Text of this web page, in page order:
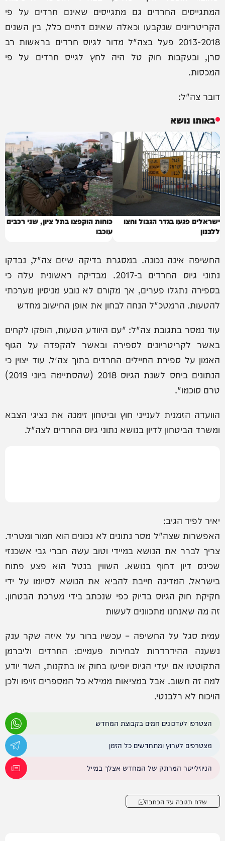
המתגייסים החרדים גם מתגייסים שאינם חרדים על פי
הקריטריונים שנקבעו וכאלה שאינם דתיים כלל, בין השנים
2013-2018 פעל בצה"ל מדור לגיוס חרדים בראשות רב
סרן, ובעקבות חוק טל היה לחץ לגייס חרדים על פי
המכסות.
דובר צה"ל:
באותו נושא
ישראלים פגעו בגדר הגבול וחצו
ללבנון
כוחות הוקפצו בתל ציון, שני רכבים
עוכבו
החשיפה אינה נכונה. במסגרת בדיקה שיזם צה"ל, נבדקו
נתוני גיוס החרדים ב-2017. מבדיקה ראשונית עלה כי
בספירה נתגלו פערים, אך מקורם לא נובע מניסיון מערכתי
להטעות. הרמטכ"ל הנחה לבחון את אופן החישוב מחדש
עוד נמסר בתגובת צה"ל: "עם היוודע הטעות, הופקו לקחים
באשר לקריטריונים לספירה ובאשר להקפדה על הגוף
האמון על ספירת החיילים החרדים בתוך צה״ל. עוד יצוין כי
הנתונים ביחס לשנת הגיוס 2018 (שהסתיימה ביוני 2019)
טרם סוכמו".
הוועדה הזמנית לענייני חוץ וביטחון זימנה את נציגי הצבא
ומשרד הביטחון לדיון בנושא נתוני גיוס החרדים לצה"ל.
יאיר לפיד הגיב:
‏האפשרות שצה"ל מסר נתונים לא נכונים הוא חמור ומטריד.
צריך לברר את הנושא במיידי וטוב עשה חברי גבי אשכנזי
שכינס דיון דחוף בנושא. השווין בנטל הוא פצע פתוח
בישראל. המדינה חייבת להביא את הנושא לסיומו על ידי
חקיקת חוק הגיוס בדיוק כפי שנכתב בידי מערכת הבטחון.
זה מה שאנחנו מתכוונים לעשות
עמית סגל על החשיפה – עכשיו ברור על איזה שקר ענק
נשענה ההידרדרות לבחירות פעמיים: החרדים וליברמן
התקוטטו אם יעדי הגיוס יופיעו בחוק או בתקנות, השד יודע
למה זה חשוב. אבל במציאות ממילא כל המספרים זויפו ולכן
הויכוח לא רלבנטי.
הצטרפו לעדכונים חמים בקבוצת המחדש
מצטרפים לערוץ ומתחדשים כל הזמן
הניוזלייטר המרתק של המחדש אצלך במייל
שלח תגובה על הכתבה